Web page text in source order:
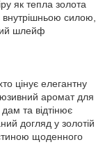
як тепла золота
силою,
шлейф
цінує елегантну
аромат для
та відтінює
догляд у золотій
щоденного